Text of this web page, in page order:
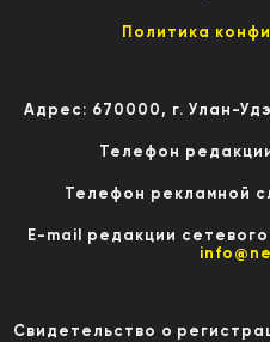
Политика
Адрес: 670000, г. Улан-
Телефон
Телефон рекламной
E-mail редакции
Свидетельство о